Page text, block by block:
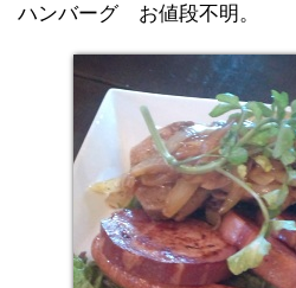
ハンバーグ お値段不明。